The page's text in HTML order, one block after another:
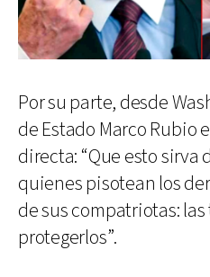
Por su parte, desde
de Estado Marco Rubio
directa: “Que esto sirva
quienes pisotean los
de sus compatriotas:
protegerlos”.